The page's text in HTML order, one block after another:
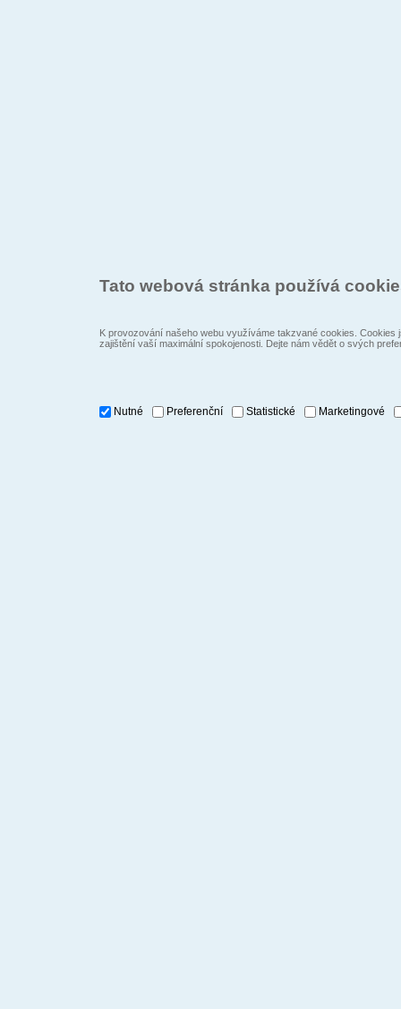
Tato webová stránka používá
K provozování našeho webu využíváme takzvané cookies.
zajištění vaší maximální spokojenosti. Dejte nám vědět o svých
Nutné Preferenční Statistické Marketingové